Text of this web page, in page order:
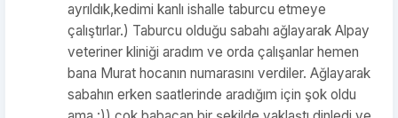
ayrıldık,kedimi kanlı ishalle taburcu etmeye
çalıştırlar.) Taburcu olduğu sabahı ağlayarak Alpay
veteriner kliniği aradım ve orda çalışanlar hemen
bana Murat hocanın numarasını verdiler. Ağlayarak
sabahın erken saatlerinde aradığım için şok oldu